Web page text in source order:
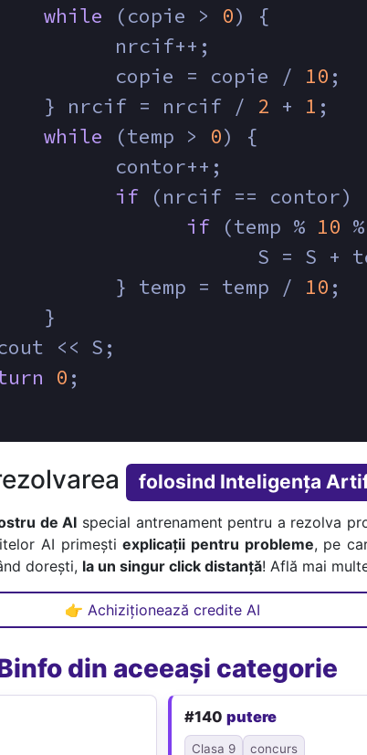
while (copie > 0) {
nrcif++;
copie = copie /
10 ;
} nrcif = nrcif /
2 + 1 ;
while (temp > 0) {
contor++;
if (nrcif == contor)
if (temp % 10
S = S +
} temp = temp /
10 ;
}
<< S;
0 ;
folosind Inteligența
de AI special antrenament pentru a rezolva
AI primeștiexplicații pentru probleme, pe
dorești, la un singur click distanță! Află mai
👉 Achiziționează credite AI
din aceeași categorie
#140 putere
Clasa 9 concurs